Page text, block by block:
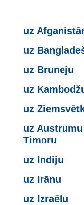
uz
uz
uz Bruneju
uz
uz
uz Austrumu
Timoru
uz Indiju
uz Irānu
uz Izraēlu